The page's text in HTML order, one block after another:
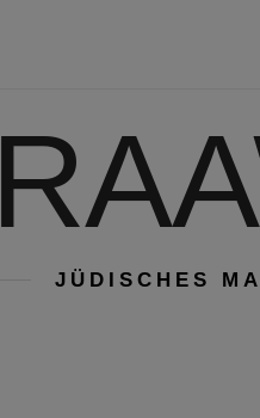
JÜDISCHES